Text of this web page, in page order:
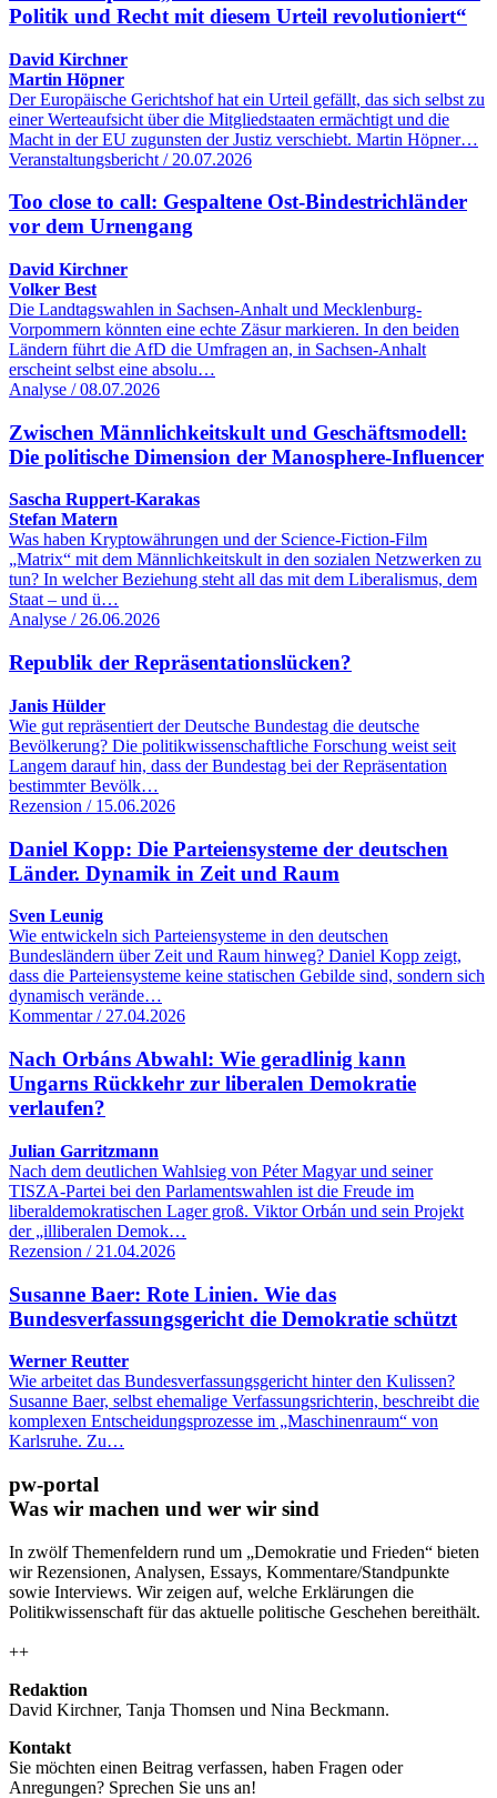
Politik und Recht mit diesem Urteil revolutioniert“
David Kirchner
Martin Höpner
Der Europäische Gerichtshof hat ein Urteil gefällt, das sich selbst zu
einer Werteaufsicht über die Mitgliedstaaten ermächtigt und die
Macht in der EU zugunsten der Justiz verschiebt. Martin Höpner…
Veranstaltungsbericht / 20.07.2026
Too close to call: Gespaltene Ost-Bindestrichländer
vor dem Urnengang
David Kirchner
Volker Best
Die Landtagswahlen in Sachsen-Anhalt und Mecklenburg-
Vorpommern könnten eine echte Zäsur markieren. In den beiden
Ländern führt die AfD die Umfragen an, in Sachsen-Anhalt
erscheint selbst eine absolu…
Analyse / 08.07.2026
Zwischen Männlichkeitskult und Geschäftsmodell:
Die politische Dimension der Manosphere-Influencer
Sascha Ruppert-Karakas
Stefan Matern
Was haben Kryptowährungen und der Science-Fiction-Film
„Matrix“ mit dem Männlichkeitskult in den sozialen Netzwerken zu
tun? In welcher Beziehung steht all das mit dem Liberalismus, dem
Staat – und ü…
Analyse / 26.06.2026
Republik der Repräsentationslücken?
Janis Hülder
Wie gut repräsentiert der Deutsche Bundestag die deutsche
Bevölkerung? Die politikwissenschaftliche Forschung weist seit
Langem darauf hin, dass der Bundestag bei der Repräsentation
bestimmter Bevölk…
Rezension / 15.06.2026
Daniel Kopp: Die Parteiensysteme der deutschen
Länder. Dynamik in Zeit und Raum
Sven Leunig
Wie entwickeln sich Parteiensysteme in den deutschen
Bundesländern über Zeit und Raum hinweg? Daniel Kopp zeigt,
dass die Parteiensysteme keine statischen Gebilde sind, sondern sich
dynamisch verände…
Kommentar / 27.04.2026
Nach Orbáns Abwahl: Wie geradlinig kann
Ungarns Rückkehr zur liberalen Demokratie
verlaufen?
Julian Garritzmann
Nach dem deutlichen Wahlsieg von Péter Magyar und seiner
TISZA-Partei bei den Parlamentswahlen ist die Freude im
liberaldemokratischen Lager groß. Viktor Orbán und sein Projekt
der „illiberalen Demok…
Rezension / 21.04.2026
Susanne Baer: Rote Linien. Wie das
Bundesverfassungsgericht die Demokratie schützt
Werner Reutter
Wie arbeitet das Bundesverfassungsgericht hinter den Kulissen?
Susanne Baer, selbst ehemalige Verfassungsrichterin, beschreibt die
komplexen Entscheidungsprozesse im „Maschinenraum“ von
Karlsruhe. Zu…
pw-portal
Was wir machen und wer wir sind
In zwölf Themenfeldern rund um „Demokratie und Frieden“ bieten
wir Rezensionen, Analysen, Essays, Kommentare/Standpunkte
sowie Interviews. Wir zeigen auf, welche Erklärungen die
Politikwissenschaft für das aktuelle politische Geschehen bereithält.
++
Redaktion
David Kirchner, Tanja Thomsen und Nina Beckmann.
Kontakt
Sie möchten einen Beitrag verfassen, haben Fragen oder
Anregungen? Sprechen Sie uns an!